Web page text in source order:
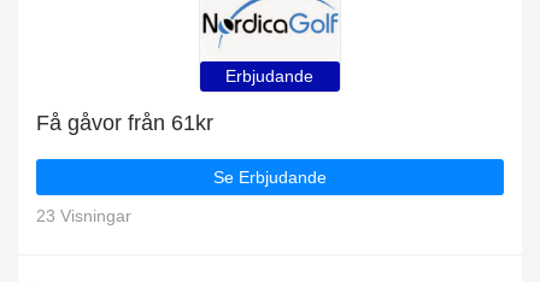
Erbjudande
Få gåvor från 61kr
Se Erbjudande
23 Visningar